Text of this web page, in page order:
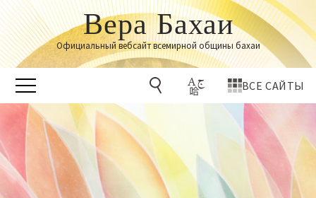
Вера Бахаи
Официальный вебсайт всемирной общины бахаи
ВСЕ САЙТЫ